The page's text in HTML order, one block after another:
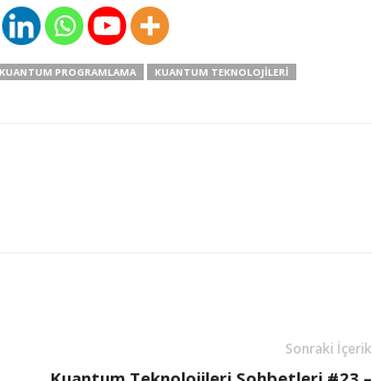
KUANTUM PROGRAMLAMA
KUANTUM TEKNOLOJILERI
Sonraki İçerik